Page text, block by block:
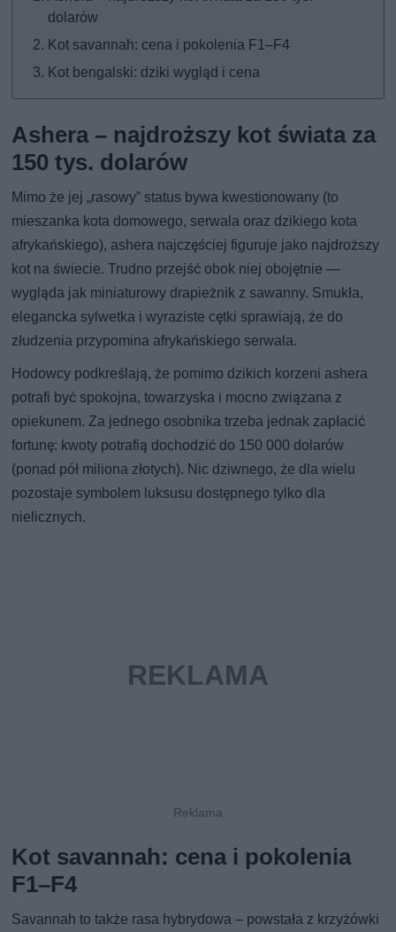
dolarów
Kot savannah: cena i pokolenia F1–F4
Kot bengalski: dziki wygląd i cena
Ashera – najdroższy kot świata za
150 tys. dolarów
Mimo że jej „rasowy” status bywa kwestionowany (to
mieszanka kota domowego, serwala oraz dzikiego kota
afrykańskiego), ashera najczęściej figuruje jako najdroższy
kot na świecie. Trudno przejść obok niej obojętnie —
wygląda jak miniaturowy drapieżnik z sawanny. Smukła,
elegancka sylwetka i wyraziste cętki sprawiają, że do
złudzenia przypomina afrykańskiego serwala.
Hodowcy podkreślają, że pomimo dzikich korzeni ashera
potrafi być spokojna, towarzyska i mocno związana z
opiekunem. Za jednego osobnika trzeba jednak zapłacić
fortunę: kwoty potrafią dochodzić do 150 000 dolarów
(ponad pół miliona złotych). Nic dziwnego, że dla wielu
pozostaje symbolem luksusu dostępnego tylko dla
nielicznych.
Kot savannah: cena i pokolenia
F1–F4
Savannah to także rasa hybrydowa – powstała z krzyżówki